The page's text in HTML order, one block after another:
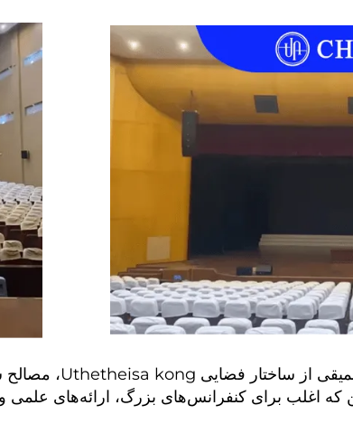
که اغلب برای کنفرانس‌های بزرگ، ارائه‌های